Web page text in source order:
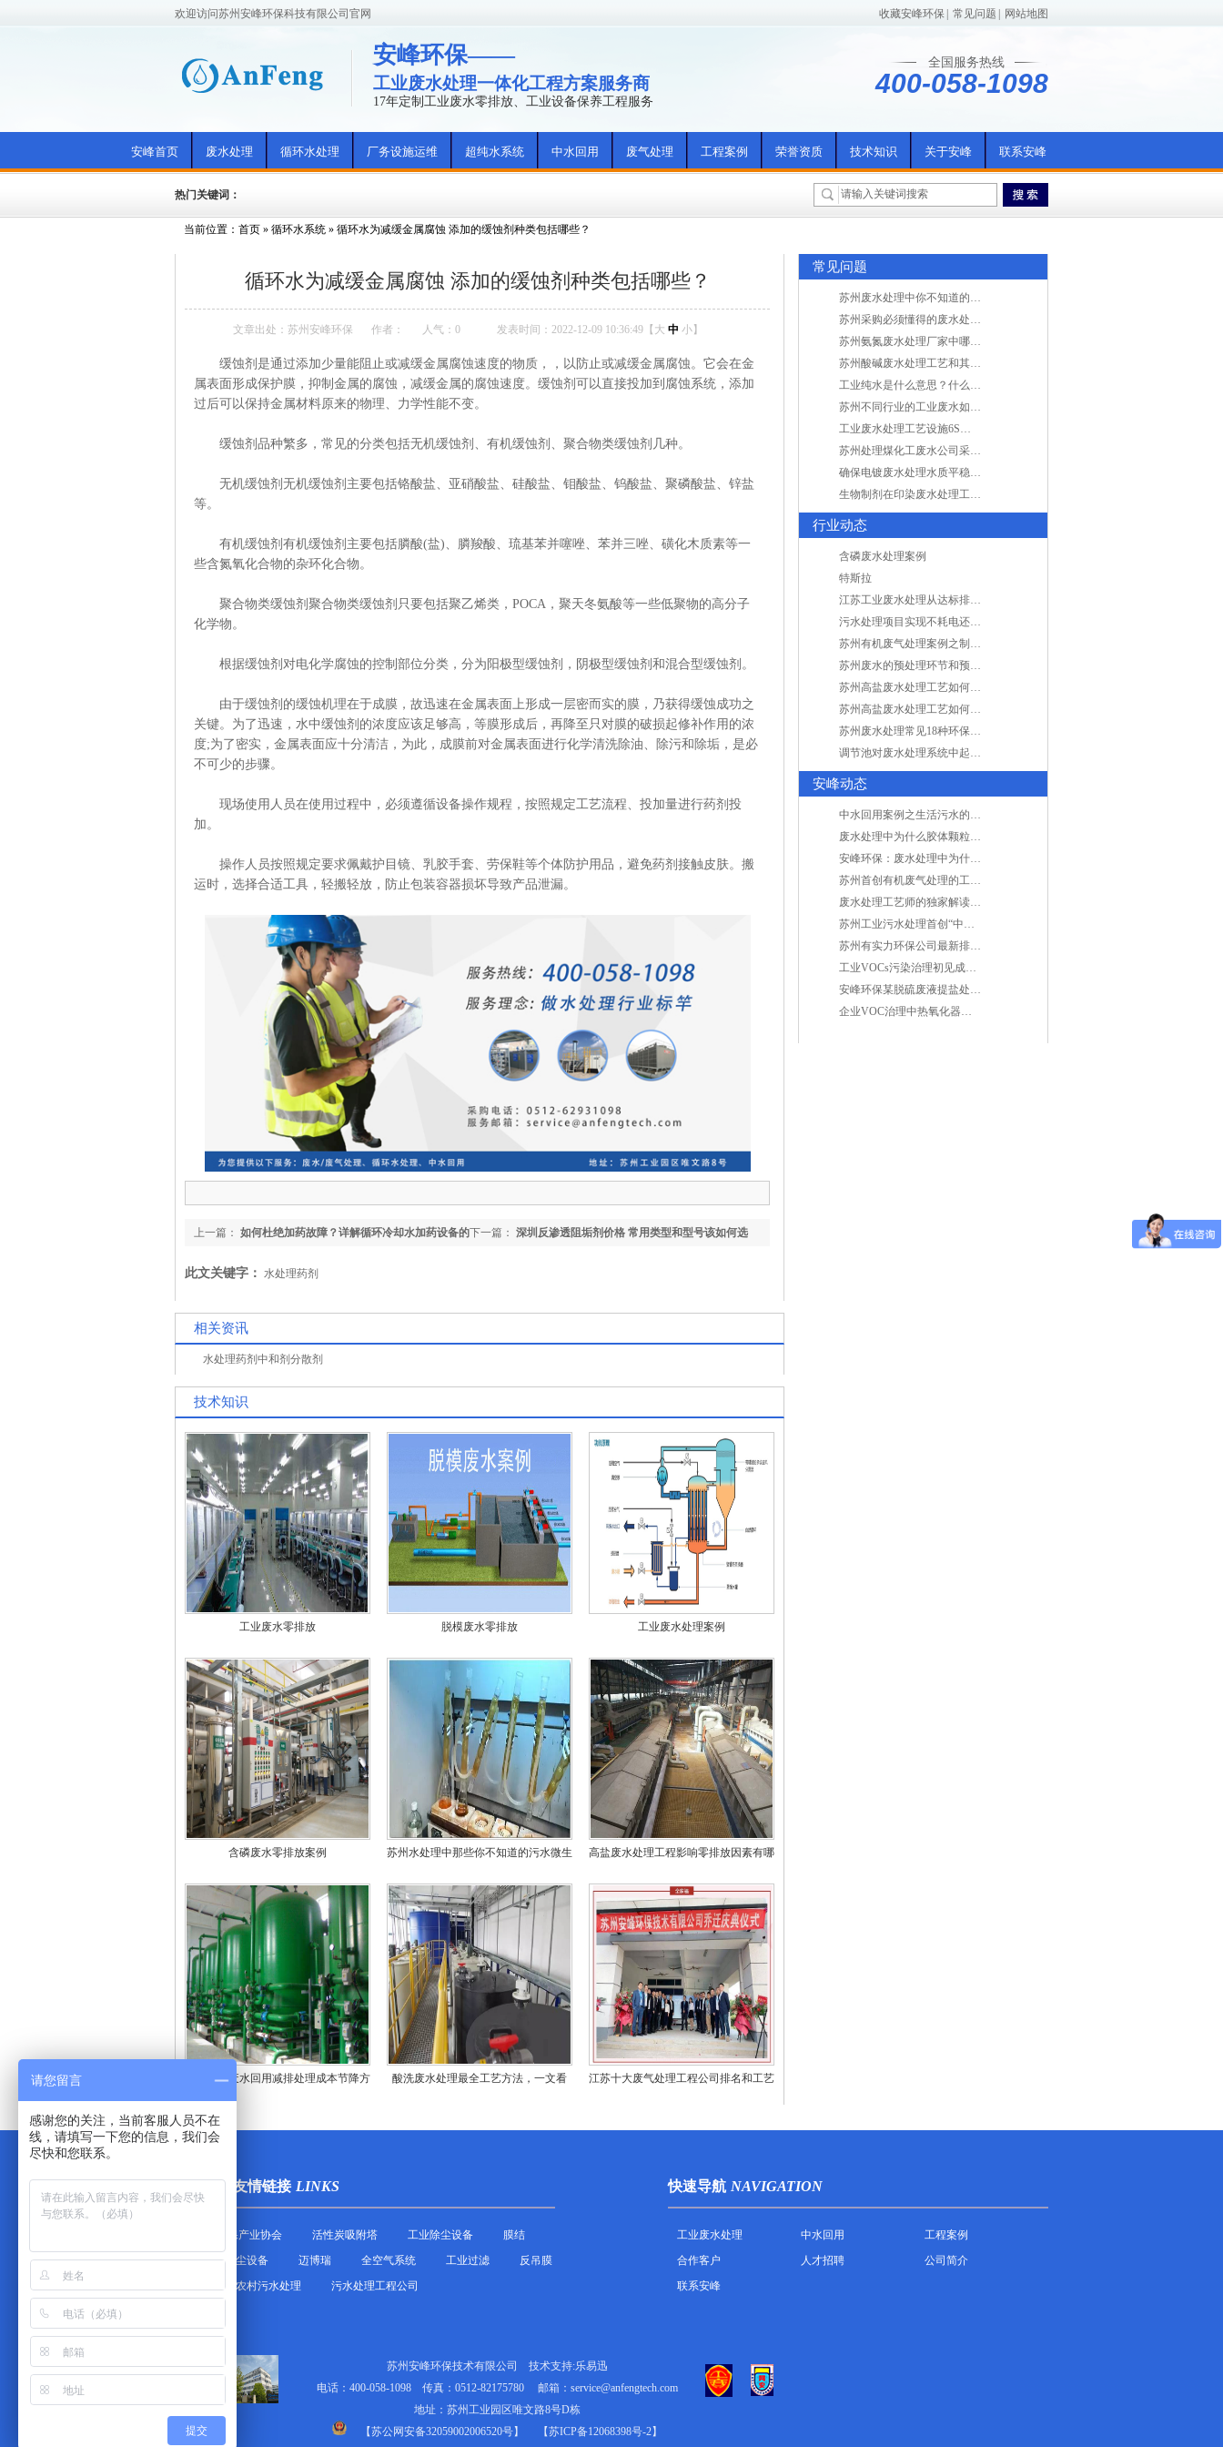
欢迎访问苏州安峰环保科技有限公司官网 收藏安峰环保 常见问题 网站地图
安峰环保——
工业废水处理一体化工程方案服务商
17年定制工业废水零排放、工业设备保养工程服务
全国服务热线
400-058-1098
安峰首页 废水处理 循环水处理 厂务设施运维 超纯水系统 中水回用 废气处理 工程案例 荣誉资质 技术知识 关于安峰 联系安峰
热门关键词：
当前位置： 首页 » 循环水系统 » 循环水为减缓金属腐蚀 添加的缓蚀剂种类包括哪些？
循环水为减缓金属腐蚀 添加的缓蚀剂种类包括哪些？
文章出处：苏州安峰环保 作者： 人气： 0 发表时间：2022-12-09 10:36:49【 大 中 小】
缓蚀剂是通过添加少量能阻止或减缓金属腐蚀速度的物质，，以防止或减缓金属腐蚀。它会在金
属表面形成保护膜，抑制金属的腐蚀，减缓金属的腐蚀速度。缓蚀剂可以直接投加到腐蚀系统，添加
过后可以保持金属材料原来的物理、力学性能不变。
缓蚀剂品种繁多，常见的分类包括无机缓蚀剂、有机缓蚀剂、聚合物类缓蚀剂几种。
无机缓蚀剂无机缓蚀剂主要包括铬酸盐、亚硝酸盐、硅酸盐、钼酸盐、钨酸盐、聚磷酸盐、锌盐
等。
有机缓蚀剂有机缓蚀剂主要包括膦酸(盐)、膦羧酸、琉基苯并噻唑、苯并三唑、磺化木质素等一
些含氮氧化合物的杂环化合物。
聚合物类缓蚀剂聚合物类缓蚀剂只要包括聚乙烯类，POCA，聚天冬氨酸等一些低聚物的高分子
化学物。
根据缓蚀剂对电化学腐蚀的控制部位分类，分为阳极型缓蚀剂，阴极型缓蚀剂和混合型缓蚀剂。
由于缓蚀剂的缓蚀机理在于成膜，故迅速在金属表面上形成一层密而实的膜，乃获得缓蚀成功之
关键。为了迅速，水中缓蚀剂的浓度应该足够高，等膜形成后，再降至只对膜的破损起修补作用的浓
度;为了密实，金属表面应十分清洁，为此，成膜前对金属表面进行化学清洗除油、除污和除垢，是必
不可少的步骤。
现场使用人员在使用过程中，必须遵循设备操作规程，按照规定工艺流程、投加量进行药剂投
加。
操作人员按照规定要求佩戴护目镜、乳胶手套、劳保鞋等个体防护用品，避免药剂接触皮肤。搬
运时，选择合适工具，轻搬轻放，防止包装容器损坏导致产品泄漏。
下一篇： 深圳反渗透阻垢剂价格 常用类型和型号该如何选
上一篇： 如何杜绝加药故障？详解循环冷却水加药设备的
此文关键字： 水处理药剂
相关资讯
水处理药剂中和剂分散剂
技术知识
工业废水零排放 脱模废水零排放 工业废水处理案例
含磷废水零排放案例
苏州水处理中那些你不知道的污水微生
高盐废水处理工程影响零排放因素有哪
医疗制药废水回用减排处理成本节降方
酸洗废水处理最全工艺方法，一文看
江苏十大废气处理工程公司排名和工艺
常见问题
苏州废水处理中你不知道的工艺全在这里
苏州采购必须懂得的废水处理问题，值得收藏！
苏州氨氮废水处理厂家中哪家最专业？
苏州酸碱废水处理工艺和其他废水处理的区别
工业纯水是什么意思？什么是纯水处理？
苏州不同行业的工业废水如何处理的？
工业废水处理工艺设施6S现场管理
苏州处理煤化工废水公司采用哪些工艺方法?
确保电镀废水处理水质平稳因素有哪些？
生物制剂在印染废水处理工艺技术中效果如何？
行业动态
含磷废水处理案例
特斯拉
江苏工业废水处理从达标排放到零排放
污水处理项目实现不耗电还省电的技术革新
苏州有机废气处理案例之制药类企业处理工艺
苏州废水的预处理环节和预计达到目的
苏州高盐废水处理工艺如何实现行业升级
苏州高盐废水处理工艺如何实现行业升级
苏州废水处理常见18种环保术语，秒懂！
调节池对废水处理系统中起到怎样的作用？
安峰动态
中水回用案例之生活污水的二次处理利用
废水处理中为什么胶体颗粒不易自然沉降?
安峰环保：废水处理中为什么胶体颗粒不易自然沉降?
苏州首创有机废气处理的工艺测试
废水处理工艺师的独家解读废水处理知识
苏州工业污水处理首创“中水”回用经济
苏州有实力环保公司最新排名/知名环保公司有哪些?
工业VOCs污染治理初见成效：地球比20年前更绿
安峰环保某脱硫废液提盐处理项目验收成功
企业VOC治理中热氧化器如何安全运行？
安峰环保友情链接 LINKS
苏州市环保产业协会 活性炭吸附塔 工业除尘设备
膜结
构
除尘设备 迈博瑞 全空气系统 工业过滤
反吊膜
农村污水处理 污水处理工程公司
快速导航 NAVIGATION
工业废水处理 中水回用
工程案例
合作客户
人才招聘
公司简介
联系安峰
苏州安峰环保技术有限公司
技术支持:乐易迅
电话：400-058-1098
传真：0512-82175780
邮箱：service@anfengtech.com
地址：苏州工业园区唯文路8号D栋
【苏公网安备32059002006520号】 【苏ICP备12068398号-2】
请您留言
感谢您的关注，当前客服人员不在
线，请填写一下您的信息，我们会
尽快和您联系。
提交